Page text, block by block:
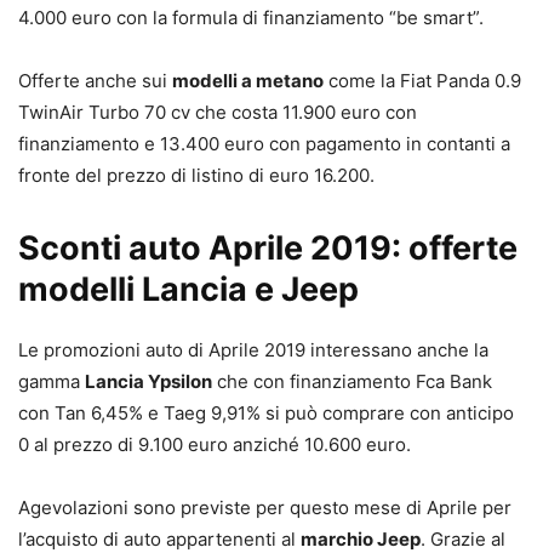
4.000 euro con la formula di finanziamento “be smart”.
Offerte anche sui modelli a metano come la Fiat Panda 0.9
TwinAir Turbo 70 cv che costa 11.900 euro con
finanziamento e 13.400 euro con pagamento in contanti a
fronte del prezzo di listino di euro 16.200.
Sconti auto Aprile 2019: offerte
modelli Lancia e Jeep
Le promozioni auto di Aprile 2019 interessano anche la
gamma Lancia Ypsilon che con finanziamento Fca Bank
con Tan 6,45% e Taeg 9,91% si può comprare con anticipo
0 al prezzo di 9.100 euro anziché 10.600 euro.
Agevolazioni sono previste per questo mese di Aprile per
l’acquisto di auto appartenenti al marchio Jeep. Grazie al